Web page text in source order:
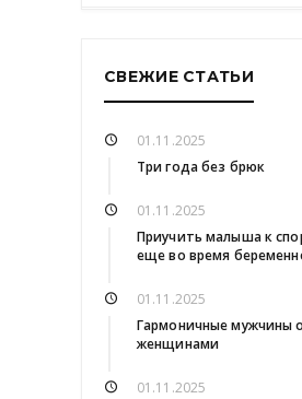
СВЕЖИЕ СТАТЬИ
01.11.2025
Три года без брюк
01.11.2025
Приучить малыша к
еще во время
01.11.2025
Гармоничные мужчины
женщинами
01.11.2025